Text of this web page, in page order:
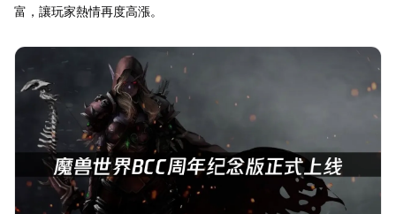
富，讓玩家熱情再度高漲。